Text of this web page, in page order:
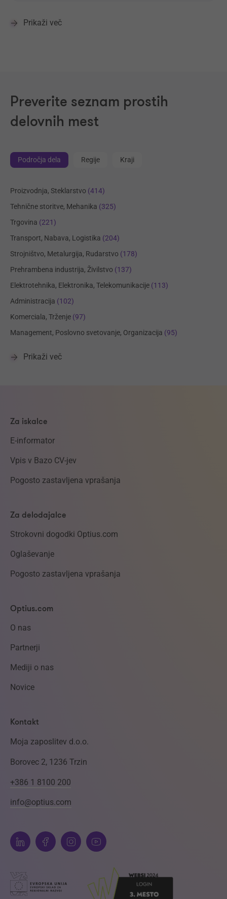
Prikaži več
Preverite seznam prostih
delovnih mest
Področja dela Regije Kraji
Proizvodnja, Steklarstvo (414)
Tehnične storitve, Mehanika (325)
Trgovina (221)
Transport, Nabava, Logistika (204)
Strojništvo, Metalurgija, Rudarstvo (178)
Prehrambena industrija, Živilstvo (137)
Elektrotehnika, Elektronika, Telekomunikacije (113)
Administracija (102)
Komerciala, Trženje (97)
Management, Poslovno svetovanje, Organizacija (95)
Prikaži več
Za iskalce
E-informator
Vpis v Bazo CV-jev
Pogosto zastavljena vprašanja
Za delodajalce
Strokovni dogodki Optius.com
Oglaševanje
Pogosto zastavljena vprašanja
Optius.com
O nas
Partnerji
Mediji o nas
Novice
Kontakt
Moja zaposlitev d.o.o.
Borovec 2, 1236 Trzin
+386 1 8100 200
info@optius.com